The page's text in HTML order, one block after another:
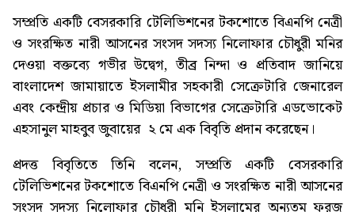
সম্প্রতি একটি বেসরকারি টেলিভিশনের টকশোতে বিএনপি নেত্রী
ও সংরক্ষিত নারী আসনের সংসদ সদস্য নিলোফার চৌধুরী মনির
দেওয়া বক্তব্যে গভীর উদ্বেগ, তীব্র নিন্দা ও প্রতিবাদ জানিয়ে
বাংলাদেশ জামায়াতে ইসলামীর সহকারী সেক্রেটারি জেনারেল
এবং কেন্দ্রীয় প্রচার ও মিডিয়া বিভাগের সেক্রেটারি এডভোকেট
এহসানুল মাহবুব জুবায়ের ২ মে এক বিবৃতি প্রদান করেছেন।
প্রদত্ত বিবৃতিতে তিনি বলেন, সম্প্রতি একটি বেসরকারি
টেলিভিশনের টকশোতে বিএনপি নেত্রী ও সংরক্ষিত নারী আসনের